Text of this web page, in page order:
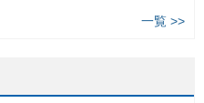
一覧 >>